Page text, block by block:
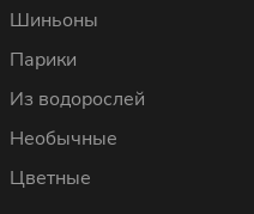
Шиньоны
Парики
Из водорослей
Необычные
Цветные